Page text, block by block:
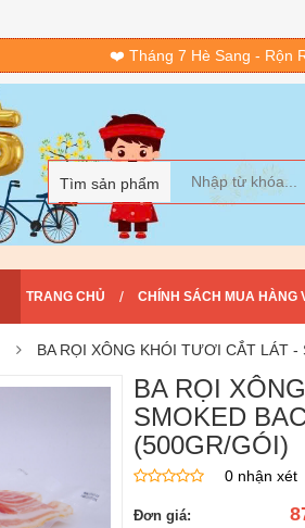
❤️ Tháng 7 Hè Sang - Rộn
Tìm sản phẩm
TRANG CHỦ / CHÍNH SÁCH MUA HÀNG
BA RỌI XÔNG KHÓI TƯƠI CẮT LÁT
BA RỌI
SMOKED
(500GR/GÓI)
0 nhận xét
Đơn giá: